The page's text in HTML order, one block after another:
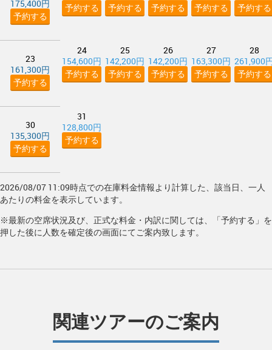
175,400円
予約する
予約する
予約する
予約する
予約する
予約する
23
161,300円
予約する
24
154,600円
予約する
25
142,200円
予約する
26
142,200円
予約する
27
163,300円
予約する
28
261,900
予約する
30
135,300円
予約する
31
128,800円
予約する
2026/08/07 11:09時点での在庫料金情報より計算した、該当日、一人
あたりの料金を表示しています。
※最新の空席状況及び、正式な料金・内訳に関しては、「予約する」を
押した後に人数を確定後の画面にてご案内致します。
関連ツアーのご案内